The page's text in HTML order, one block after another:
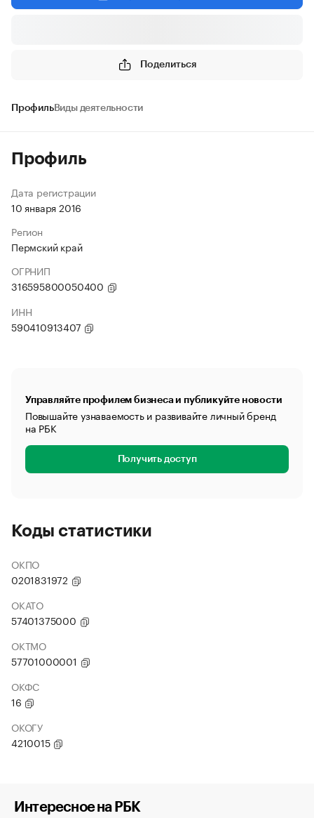
Поделиться
ПрофильВиды деятельности
Профиль
Дата регистрации
10 января 2016
Регион
Пермский край
ОГРНИП
316595800050400
ИНН
590410913407
Управляйте профилем бизнеса и публикуйте новости
Повышайте узнаваемость и развивайте личный бренд
на РБК
Получить доступ
Коды статистики
ОКПО
0201831972
ОКАТО
57401375000
ОКТМО
57701000001
ОКФС
16
ОКОГУ
4210015
Интересное на РБК